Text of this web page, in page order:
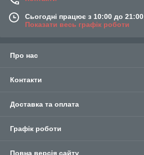
Сьогодні працює з 10:00 до 21:00
Показати весь графік роботи
Про нас
Контакти
Доставка та оплата
Графік роботи
Повна версія сайту